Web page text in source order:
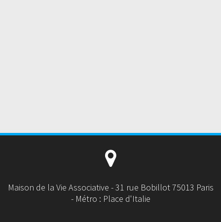
Maison de la Vie Associative - 31 rue Bobillot 75013 Paris
- Métro : Place d'Italie